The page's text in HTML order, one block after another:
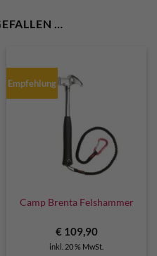
…
Empfehlung
Camp Brenta Felshammer
€109,90
inkl. 20 % MwSt.